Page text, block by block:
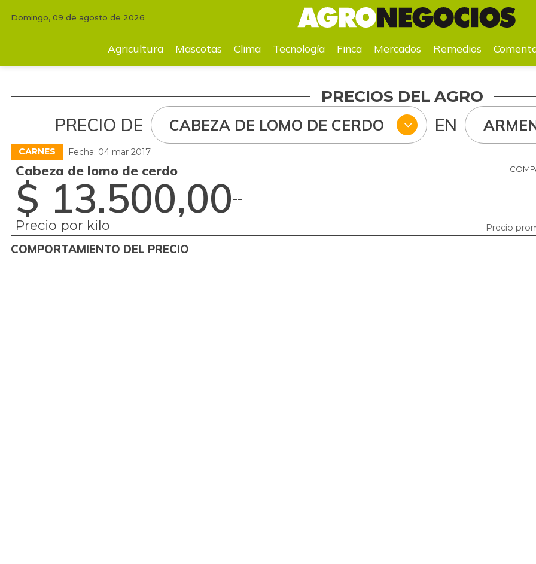
Mascotas Clima Tecnología Mercados Remedios Comentarios Agenda
Domingo, 09 de agosto de 2026
Agricultura Mascotas Clima Tecnología Finca Mercados Remedios
PRECIOS DEL AGRO
PRECIO DE CABEZA DE LOMO DE CERDO EN
CARNES Fecha: 04 mar 2017
Cabeza de lomo de cerdo
$ 13.500,00--
Precio por kilo
Precio
COMPORTAMIENTO DEL PRECIO